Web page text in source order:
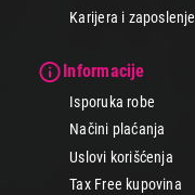
Karijera i zaposlenje
Informacije
Isporuka robe
Načini plaćanja
Uslovi korišćenja
Tax Free kupovina